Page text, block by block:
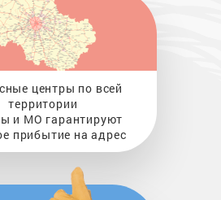
центры по всей
территории
и МО гарантируют
прибытие на адрес